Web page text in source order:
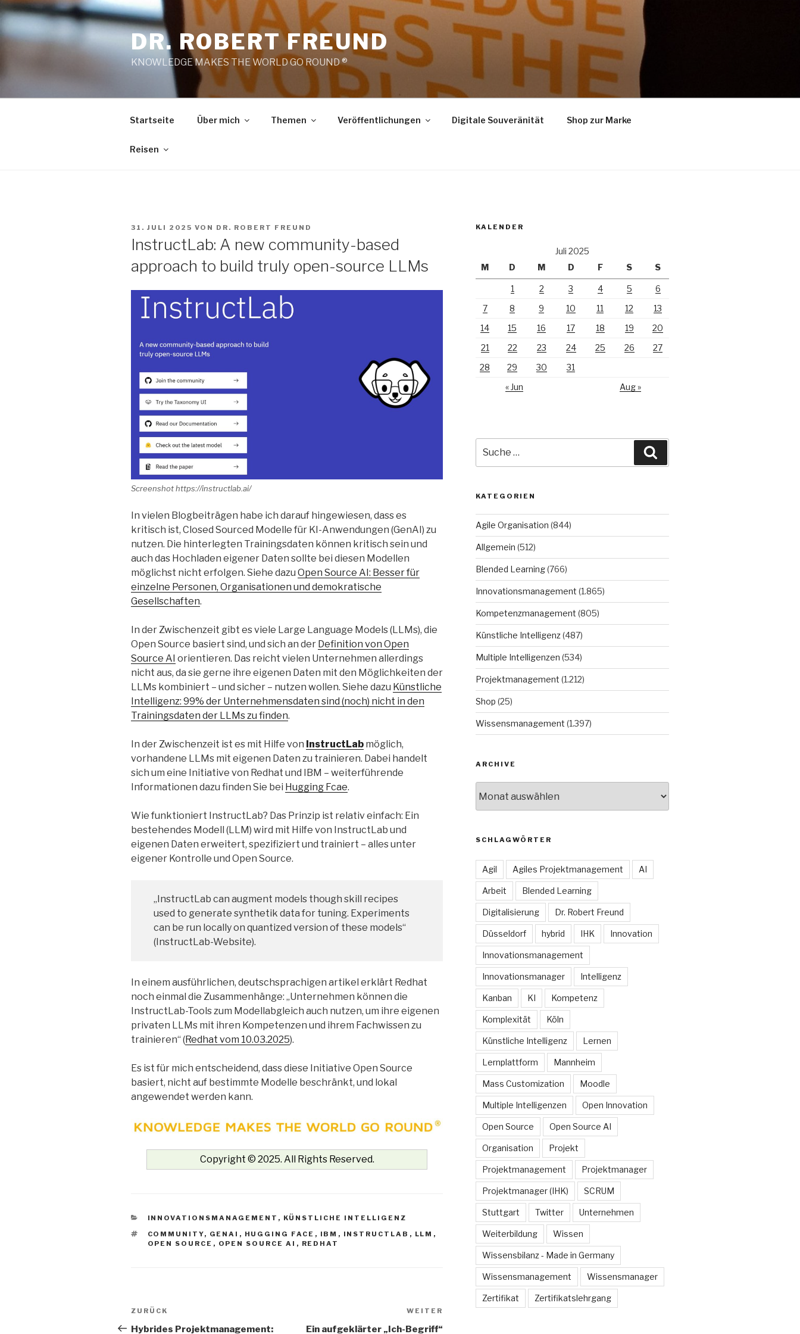
Zum
Inhalt
springen
DR. ROBERT FREUND
KNOWLEDGE MAKES THE WORLD GO ROUND ®
Startseite Über mich Themen Veröffentlichungen Digitale Souveränität Shop zur Marke
Reisen
VERÖFFENTLICHT
31. JULI 2025 VON DR. ROBERT FREUND
InstructLab: A new community-based
approach to build truly open-source LLMs
Screenshot https://instructlab.ai/
In vielen Blogbeiträgen habe ich darauf hingewiesen, dass es
kritisch ist, Closed Sourced Modelle für KI-Anwendungen (GenAI) zu
nutzen. Die hinterlegten Trainingsdaten können kritisch sein und
auch das Hochladen eigener Daten sollte bei diesen Modellen
möglichst nicht erfolgen. Siehe dazu Open Source AI: Besser für
einzelne Personen, Organisationen und demokratische
Gesellschaften.
In der Zwischenzeit gibt es viele Large Language Models (LLMs), die
Open Source basiert sind, und sich an der Definition von Open
Source AI orientieren. Das reicht vielen Unternehmen allerdings
nicht aus, da sie gerne ihre eigenen Daten mit den Möglichkeiten der
LLMs kombiniert – und sicher – nutzen wollen. Siehe dazu Künstliche
Intelligenz: 99% der Unternehmensdaten sind (noch) nicht in den
Trainingsdaten der LLMs zu finden.
In der Zwischenzeit ist es mit Hilfe von InstructLab möglich,
vorhandene LLMs mit eigenen Daten zu trainieren. Dabei handelt
sich um eine Initiative von Redhat und IBM – weiterführende
Informationen dazu finden Sie bei Hugging Fcae.
Wie funktioniert InstructLab? Das Prinzip ist relativ einfach: Ein
bestehendes Modell (LLM) wird mit Hilfe von InstructLab und
eigenen Daten erweitert, spezifiziert und trainiert – alles unter
eigener Kontrolle und Open Source.
„InstructLab can augment models though skill recipes
used to generate synthetik data for tuning. Experiments
can be run locally on quantized version of these models“
(InstructLab-Website).
In einem ausführlichen, deutschsprachigen artikel erklärt Redhat
noch einmal die Zusammenhänge: „Unternehmen können die
InstructLab-Tools zum Modellabgleich auch nutzen, um ihre eigenen
privaten LLMs mit ihren Kompetenzen und ihrem Fachwissen zu
trainieren“ (Redhat vom 10.03.2025).
Es ist für mich entscheidend, dass diese Initiative Open Source
basiert, nicht auf bestimmte Modelle beschränkt, und lokal
angewendet werden kann.
Copyright © 2025. All Rights Reserved.
KATEGORIEN
INNOVATIONSMANAGEMENT , KÜNSTLICHE INTELLIGENZ
SCHLAGWÖRTER
COMMUNITY, GENAI , HUGGING FACE , IBM , INSTRUCTLAB , LLM ,
OPEN SOURCE , OPEN SOURCE AI , REDHAT
Beitrags-
Navigation
Vorheriger
Beitrag
ZURÜCK
Hybrides Projektmanagement:
WEITER
Ein aufgeklärter „Ich-Begriff“
KALENDER
Juli 2025
M
D M D F S S
1 2 3 4 5
6
7
8 9 10 11 12
13
14
15 16 17 18 19
20
21
22 23 24 25 26
27
28
29 30
31
« Jun
Aug »
nach:
KATEGORIEN
Agile Organisation (844)
Allgemein (512)
Blended Learning(766)
Innovationsmanagement (1.865)
Kompetenzmanagement (805)
Künstliche Intelligenz(487)
Multiple Intelligenzen (534)
Projektmanagement (1.212)
Shop (25)
Wissensmanagement (1.397)
ARCHIVE
SCHLAGWÖRTER
Agil Agiles Projektmanagement AI
Arbeit Blended Learning
Digitalisierung Dr. Robert Freund
Düsseldorf hybrid IHK Innovation
Innovationsmanagement
Innovationsmanager Intelligenz
Kanban KI Kompetenz
Komplexität Köln
Künstliche Intelligenz Lernen
Lernplattform Mannheim
Mass Customization Moodle
Multiple Intelligenzen Open Innovation
Open Source Open Source AI
Organisation Projekt
Projektmanagement Projektmanager
Projektmanager (IHK) SCRUM
Stuttgart Twitter Unternehmen
Weiterbildung Wissen
Wissensbilanz - Made in Germany
Wissensmanagement Wissensmanager
Zertifikat Zertifikatslehrgang